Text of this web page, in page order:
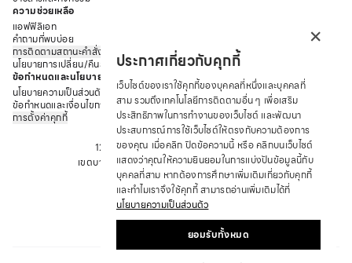
ความช่วยเหลือ
แอฟฟิลิเอท
คำถามที่พบบ่อย
การติดตามสถานะคำสั่งซื้อ
นโยบายการเปลี่ยน/คืนสินค้า
ข้อกำหนดและนโยบาย
นโยบายความเป็นส่วนตัว
ข้อกำหนดและเงื่อนไขการให้บริการ
การตั้งค่าคุกกี้
บริษัท ซาบีน่า ฟาร์อีสท์ จำกัด
12 ถนนอรุณอมรินทร์ แขวงอรุณอมรินทร์
เขตบางกอกน้อย จังหวัด กรุงเทพมหานคร 10700
โทร : +66 2 422 9430
อีเมล: CRM@SABINA.CO.TH
×
ประกาศเกี่ยวกับคุกกี้
เว็บไซต์ของเราใช้คุกกี้ของบุคคลที่หนึ่งและบุคคลที่
สาม รวมถึงเทคโนโลยีการติดตามอื่น ๆ เพื่อเสริม
ประสิทธิภาพในการทำงานของเว็บไซต์ และพัฒนา
ประสบการณ์การใช้เว็บไซต์ให้ตรงกับความต้องการ
ของคุณ เมื่อคลิก ปิดข้อความนี้ หรือ คลิกบนเว็บไซต์
แสดงว่าคุณให้ความยินยอมในการแบ่งปันข้อมูลนี้กับ
บุคคลที่สาม หากต้องการศึกษาเพิ่มเติมเกี่ยวกับคุกกี้
และทำไมเราจึงใช้คุกกี้ สามารถอ่านเพิ่มเติมได้ที่
นโยบายความเป็นส่วนตัว
ยอมรับทั้งหมด